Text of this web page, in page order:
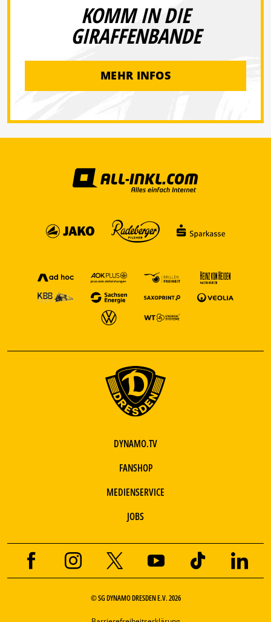
KOMM IN DIE
GIRAFFENBANDE
MEHR INFOS
DYNAMO.TV
FANSHOP
MEDIENSERVICE
JOBS
© SG DYNAMO DRESDEN E.V. 2026